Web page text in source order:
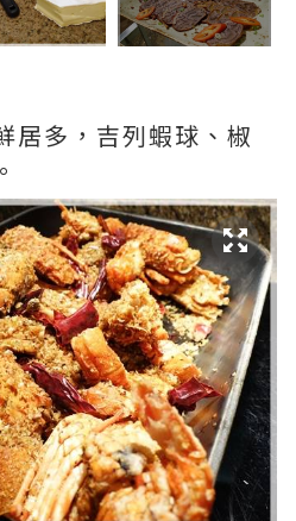
居多，吉列蝦球、椒